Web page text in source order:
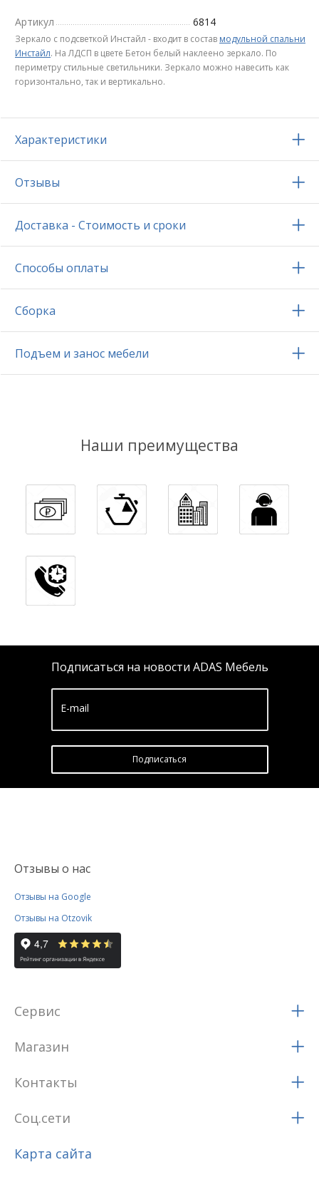
Артикул 6814
Зеркало с подсветкой Инстайл - входит в состав модульной спальни
Инстайл. На ЛДСП в цвете Бетон белый наклеено зеркало. По
периметру стильные светильники. Зеркало можно навесить как
горизонтально, так и вертикально.
Характеристики
Отзывы
Доставка - Стоимость и сроки
Способы оплаты
Сборка
Подъем и занос мебели
Наши преимущества
Подписаться на новости ADAS Мебель
E-mail
Подписатьcя
Отзывы о нас
Отзывы на Google
Отзывы на Otzovik
Сервис
Магазин
Контакты
Соц.сети
Карта сайта